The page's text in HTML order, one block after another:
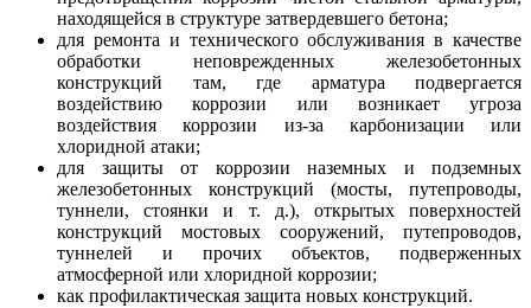
находящейся в структуре затвердевшего бетона;
для ремонта и технического обслуживания в качестве
обработки неповрежденных железобетонных
конструкций там, где арматура подвергается
воздействию коррозии или возникает угроза
воздействия коррозии из-за карбонизации или
хлоридной атаки;
для защиты от коррозии наземных и подземных
железобетонных конструкций (мосты, путепроводы,
туннели, стоянки и т. д.), открытых поверхностей
конструкций мостовых сооружений, путепроводов,
туннелей и прочих объектов, подверженных
атмосферной или хлоридной коррозии;
как профилактическая защита новых конструкций.